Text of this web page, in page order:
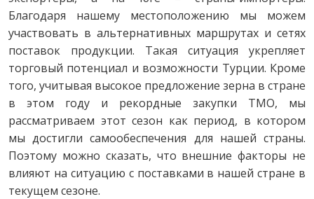
Благодаря нашему местоположению мы можем
участвовать в альтернативных маршрутах и сетях
поставок продукции. Такая ситуация укрепляет
торговый потенциал и возможности Турции. Кроме
того, учитывая высокое предложение зерна в стране
в этом году и рекордные закупки ТМО, мы
рассматриваем этот сезон как период, в котором
мы достигли самообеспечения для нашей страны.
Поэтому можно сказать, что внешние факторы не
влияют на ситуацию с поставками в нашей стране в
текущем сезоне.